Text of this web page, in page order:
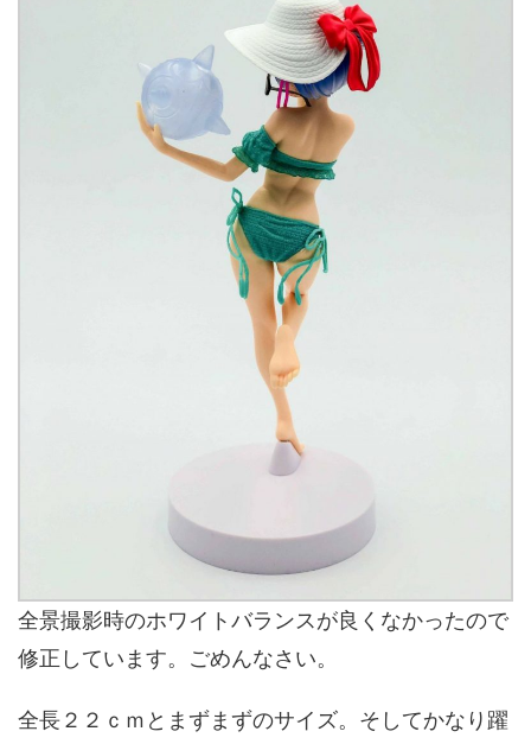
全景撮影時のホワイトバランスが良くなかったので
修正しています。ごめんなさい。
全長２２ｃｍとまずまずのサイズ。そしてかなり躍